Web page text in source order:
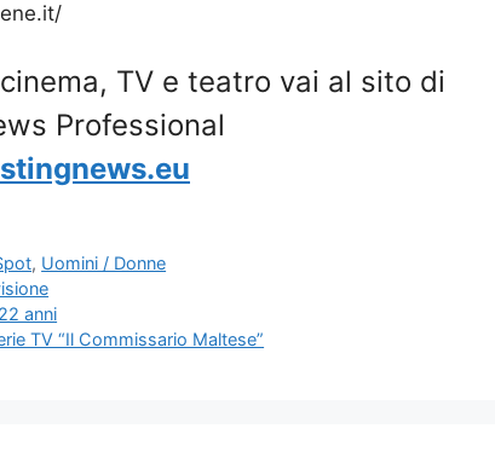
TV e teatro vai al sito di
Professional
, Uomini / Donne
anni
TV “Il Commissario Maltese”